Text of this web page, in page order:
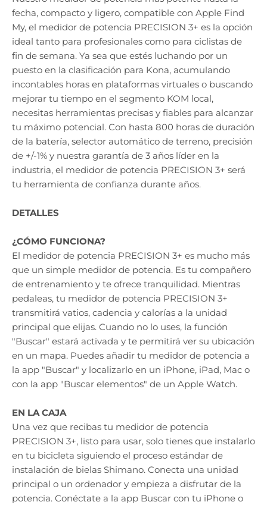
fecha, compacto y ligero, compatible con Apple Find
My, el medidor de potencia PRECISION 3+ es la opción
ideal tanto para profesionales como para ciclistas de
fin de semana. Ya sea que estés luchando por un
puesto en la clasificación para Kona, acumulando
incontables horas en plataformas virtuales o buscando
mejorar tu tiempo en el segmento KOM local,
necesitas herramientas precisas y fiables para alcanzar
tu máximo potencial. Con hasta 800 horas de duración
de la batería, selector automático de terreno, precisión
de +/-1% y nuestra garantía de 3 años líder en la
industria, el medidor de potencia PRECISION 3+ será
tu herramienta de confianza durante años.
DETALLES
¿CÓMO FUNCIONA?
El medidor de potencia PRECISION 3+ es mucho más
que un simple medidor de potencia. Es tu compañero
de entrenamiento y te ofrece tranquilidad. Mientras
pedaleas, tu medidor de potencia PRECISION 3+
transmitirá vatios, cadencia y calorías a la unidad
principal que elijas. Cuando no lo uses, la función
"Buscar" estará activada y te permitirá ver su ubicación
en un mapa. Puedes añadir tu medidor de potencia a
la app "Buscar" y localizarlo en un iPhone, iPad, Mac o
con la app "Buscar elementos" de un Apple Watch.
EN LA CAJA
Una vez que recibas tu medidor de potencia
PRECISION 3+, listo para usar, solo tienes que instalarlo
en tu bicicleta siguiendo el proceso estándar de
instalación de bielas Shimano. Conecta una unidad
principal o un ordenador y empieza a disfrutar de la
potencia. Conéctate a la app Buscar con tu iPhone o